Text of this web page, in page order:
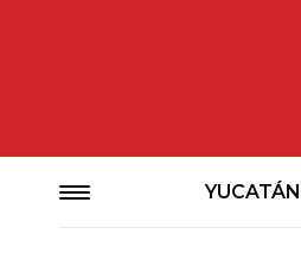
YUCATÁN